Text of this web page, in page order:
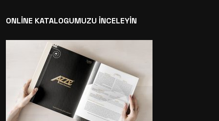
ONLİNE KATALOGUMUZU İNCELEYİN